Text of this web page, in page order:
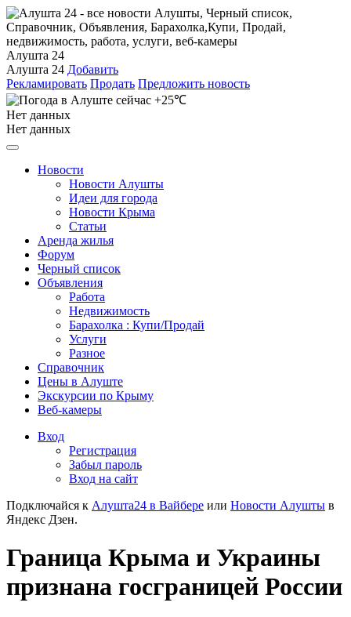
Алушта 24
Алушта 24 Добавить
Рекламировать Продать Предложить новость
+25℃
Нет данных
Нет данных
Новости
Новости Алушты
Идеи для города
Новости Крыма
Статьи
Аренда жилья
Форум
Черный список
Объявления
Работа
Недвижимость
Барахолка : Купи/Продай
Услуги
Разное
Справочник
Цены в Алуште
Экскурсии по Крыму
Веб-камеры
Вход
Регистрация
Забыл пароль
Вход на сайт
Подключайся к Алушта24 в Вайбере или Новости Алушты в
Яндекс Дзен.
Граница Крыма и Украины
признана госграницей России